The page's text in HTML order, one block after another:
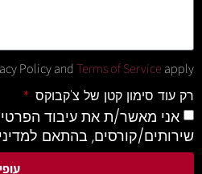
Policy andTerms of Service apply.
רק עוד סימון קטן של צ'קבוקס
אני מאשר/ת את עיבוד
שירותים/קורסים, בהתאם